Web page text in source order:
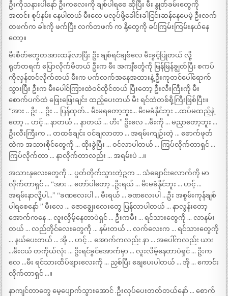
ဦးကိုသနားပါနော် ဦးကလေးကို ချစ်ပါရစေ ဆိုပြီး မီး နွုတ်ခမ်းတွေကို
အတင်း စုပ်နမ်း နေပါတယ် မီးလေ မလုပ်ဖို့ခေါင်းခါငြင်းဆန်နေပေမဲ့ ဦးလက်
တဖက်က ခါးကို ဖက်ပြီး လက်တဖက် က နို့တွေကို ခပ်ကြမ်းကြမ်းနယ်နေ
တော့။
မီးစိတ်တွေတအားထန်လာပြီး ဦး ချစ်ရင်ချစ်လေ မီးခွင့်ပြုတယ် လို့
ရုတ်တရက် ပြောလိုက်မိတယ် ဦးက မီး အကျီင်္တွေကို မြန်မြန်ချွတ်ပြီး စကပ်
ကိုလှန်တင်လိုက်တယ် မီးက ပက်လက်အနေအထားနဲ့ ဦးကုတင်ပေါ်ရောက်
သွားပြီး ဦးက မီးပေါင်ကြားထဲဝင်ထိုင်တယ် ပြီးတော့ ဦးလီးကြီးကို မီး
စောက်ပက်ထဲ ဖြေးဖြေးချင်း ထည့်ပေးတယ် မီး ရင်ထဲတစ်စို့ကြီးဖြစ်ပြီး။
“အား .. ဦး … ဦး … ပြန်ထုတ်… မီးမရတော့ဘူး… မီးမခံနိုင်ဘူး …ထပ်မထည့်နဲ့
တော့ … ဟင့် … နာတယ် … နာတယ် … ဟီး” ဦးလေ …မီးကို … မညှာတော့ဘူး …
ဦးလီးကြီးက … တထစ်ချင်း ဝင်ချလာတာ … အရမ်းကျဉ်းတဲ့ … စောက်ဖုတ်
ထဲက အသားစိုင်တွေကို … ထိုးခွဲပြီး … ဝင်လာပါတယ် … ကြပ်လိုက်တာရှင် …
ကြပ်လိုက်တာ … နာလိုက်တာလည်း … အရမ်းပဲ …။
အသားနုလေးတွေကို … ပွတ်တိုက်သွားတဲ့ဥက … သံချောင်းလောက်ကို မာ
လိုက်တာရှင် … “အား … တော်ပါတော့ ..ဦးရယ် … မီးမခံနိုင်ဘူး … ဟင့် …
အရမ်းနာလို့ပါ…” “ခဏလေးပါ … မီးရယ် … ခဏလေးပါ …ဦး အစွမ်းကုန်ချစ်
ပါရစေနော် ” မီးလေ … ဇောချွေးလေးတွေ ပြန်လာပါတယ် … နာလွန်းတော့
အောက်ကနေ … လူးလှိမ့်နေတာပဲရှင် … ဦးကမီး … ရင်သားတွေကို … လာနမ်း
တယ် … လည်တိုင်လေးတွေကို … နမ်းတယ် … လက်လေးက … ရင်သားတွေကို
… နယ်ပေးတယ် … အို … ဟင့် … အောက်ကလည်း နာ … အပေါ်ကလည်း ယား
…မီးငယ် တကိုယ်လုံး … ဦးရင်ခွင်အောက်မှာ … လူးလိမ့်နေတာပဲရှင် … ဦးက
လေ …မီး ရင်သားထိပ်ဖျားလေးကို … ညှစ်ပြီး ချေပေးပါတယ် … အို … ကောင်း
လိုက်တာရှင် …။
နာကျင်တာတွေ မေ့ပျောက်သွားအောင် .ဦးလုပ်ပေးတတ်တယ်နော် … စောက်